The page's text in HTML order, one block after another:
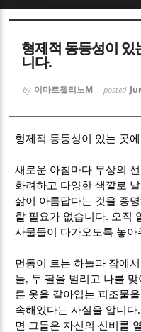
형제적 동등성이 있
니다.
by 이마르첼리노M posted
형제적 동등성이 있는 곳
새로운 아침마다 무상의
화려하고 다양한 색깔로
삶이 아름답다는 것을 증
할 필요가 없습니다. 오직
사물들이 다가오도록 놓아
먼동이 트는 하늘과 잠에
들, 두 팔을 벌리고 나를
른 옷을 갈아입는 피조물
속해있다는 사실을 압니다.
면 그들은 자신의 신비를